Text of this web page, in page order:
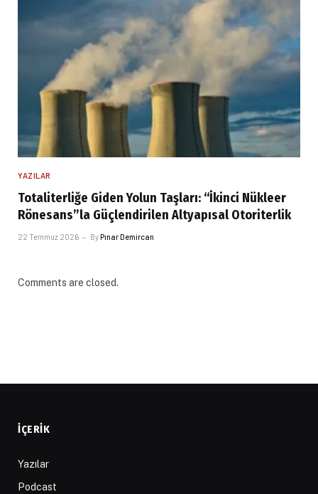
YAZILAR
Totaliterliğe Giden Yolun Taşları: “İkinci Nükleer
Rönesans”la Güçlendirilen Altyapısal Otoriterlik
22 Temmuz 2026 ByPınar Demircan
Comments are closed.
İÇERIK
Yazılar
Podcast